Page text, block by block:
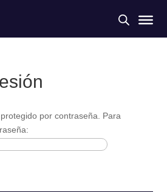
por contraseña. Para